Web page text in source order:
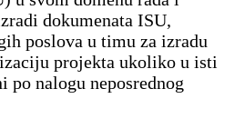
dokumenata ISU,
poslova u timu za izradu
projekta ukoliko u isti
po nalogu neposrednog